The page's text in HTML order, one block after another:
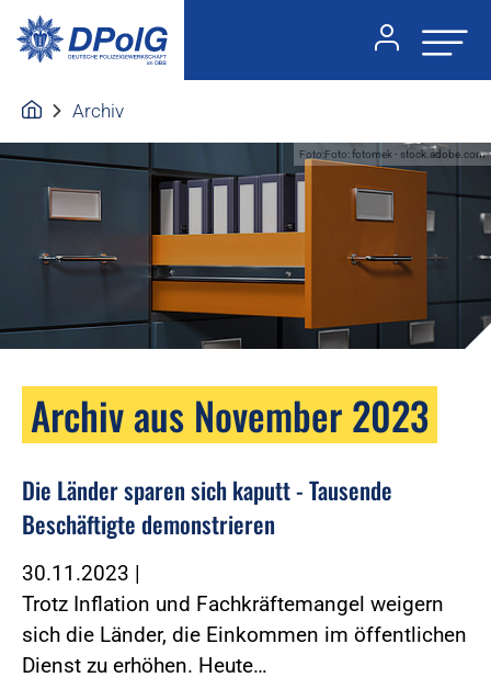
Archiv
Foto:Foto: fotomek - stock.adobe.com
Archiv aus November 2023
Die Länder sparen sich kaputt - Tausende
Beschäftigte demonstrieren
30.11.2023 |
Trotz Inflation und Fachkräftemangel weigern
sich die Länder, die Einkommen im öffentlichen
Dienst zu erhöhen. Heute…